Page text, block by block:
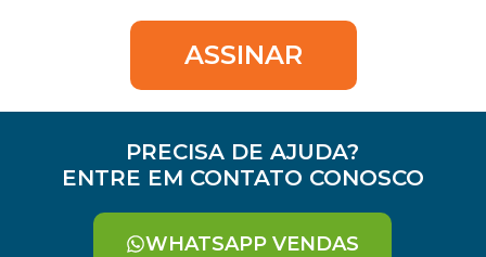
ASSINAR
PRECISA DE AJUDA?
ENTRE EM CONTATO CONOSCO
WHATSAPP VENDAS